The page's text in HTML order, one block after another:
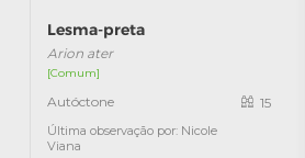
Lesma-preta
Arion ater
[Comum]
Autóctone
Última observação por: Nicole
Viana
15